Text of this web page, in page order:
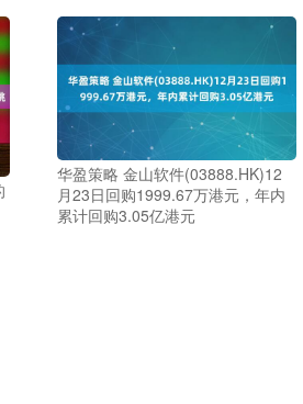
华盈策略 金山软件(03888.HK)12
月23日回购1999.67万港元，年内
累计回购3.05亿港元